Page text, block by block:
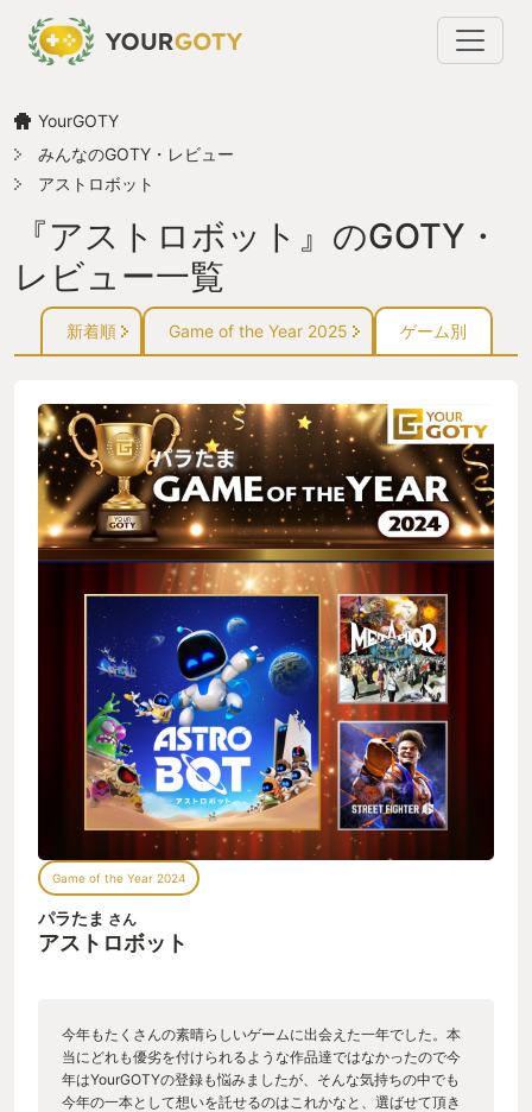
YourGOTY
みんなのGOTY・レビュー
アストロボット
『アストロボット』のGOTY・
レビュー一覧
新着順 Game of the Year 2025 ゲーム別
Game of the Year 2024
パラたま さん
アストロボット
今年もたくさんの素晴らしいゲームに出会えた一年でした。本
当にどれも優劣を付けられるような作品達ではなかったので今
年はYourGOTYの登録も悩みましたが、そんな気持ちの中でも
今年の一本として想いを託せるのはこれかなと、選ばせて頂き